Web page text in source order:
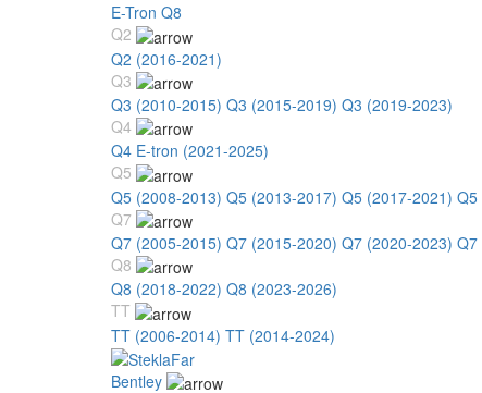
E-Tron Q8
Q2
Q2 (2016-2021)
Q3
Q3 (2010-2015) Q3 (2015-2019) Q3 (2019-2023)
Q4
Q4 E-tron (2021-2025)
Q5
Q5 (2008-2013) Q5 (2013-2017) Q5 (2017-2021) Q5
Q7
Q7 (2005-2015) Q7 (2015-2020) Q7 (2020-2023) Q7
Q8
Q8 (2018-2022) Q8 (2023-2026)
TT
TT (2006-2014) TT (2014-2024)
Bentley